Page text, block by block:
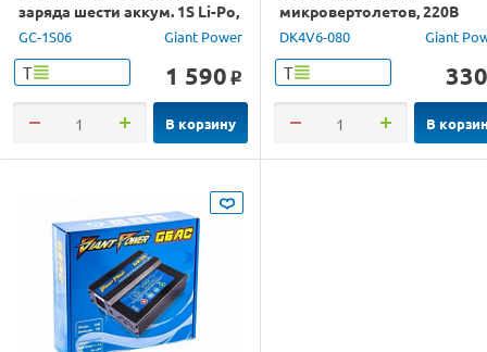
заряда шести аккум. 1S Li-Po,
6x500mAh, Molex
GC-1S06 Giant Power
Т 1 590 o
В корзину
микровертолетов, 220В
DK4V6-080 Giant
Т 330
В